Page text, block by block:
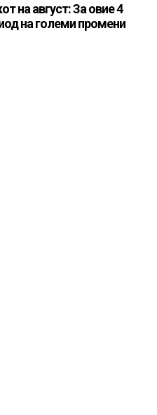
на август: За овие 4
на големи промени